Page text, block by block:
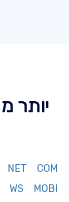
COM
NET
MOBI
WS